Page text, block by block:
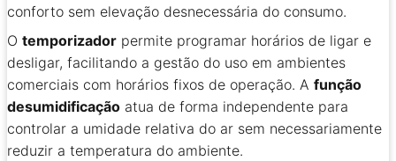
conforto sem elevação desnecessária do consumo.
O temporizador permite programar horários de ligar e
desligar, facilitando a gestão do uso em ambientes
comerciais com horários fixos de operação. A função
desumidificação atua de forma independente para
controlar a umidade relativa do ar sem necessariamente
reduzir a temperatura do ambiente.